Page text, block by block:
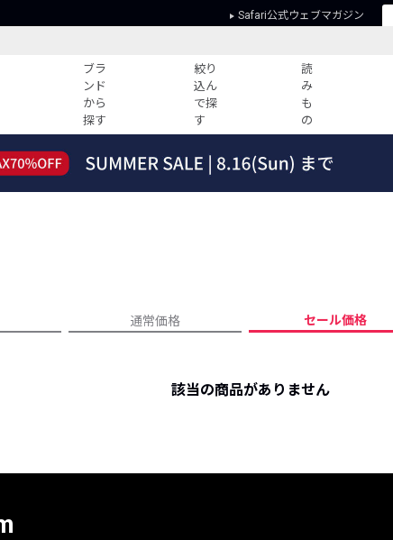
Safari公式ウェブマガジン
ブラ
ンド
から
探す
絞り
込ん
で探
す
読
み
も
の
すべての記事
人気記事ランキング
フォーカスブランド
プライバシーポリシー
通常価格 セール価格
該当の商品がありません